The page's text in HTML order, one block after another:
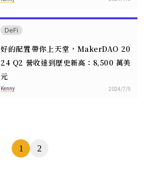
DeFi
好的配置帶你上天堂，MakerDAO 20
24 Q2 營收達到歷史新高：8,500 萬美
元
Kenny 2024/7/5
1 2